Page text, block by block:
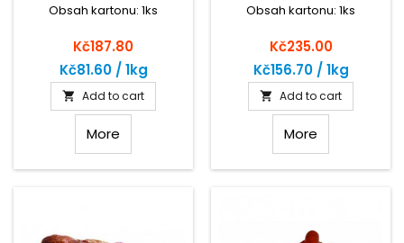
Obsah kartonu: 1ks
Price
Kč187.80
Kč81.60 / 1kg
 Add to cart
More
Obsah kartonu: 1ks
Price
Kč235.00
Kč156.70 / 1kg
 Add to cart
More